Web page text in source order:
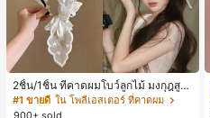
2ชิ้น/1ชิ้น ที่คาดผมโบว์ลูกไม้ มงกุฎสูง
แถบกว้าง สีดำ สีขาว สำหรับใส่ประจำ
วัน กิ๊บติดผม ยางรัดผม (ลายปักดอกไม้
#1 ขายดี ใน โพลีเอสเตอร์ ที่คาดผม
900+ sold